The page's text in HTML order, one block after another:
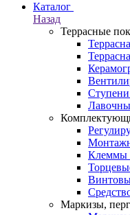
Каталог
Назад
Террасные
Клеммы
Маркизы,